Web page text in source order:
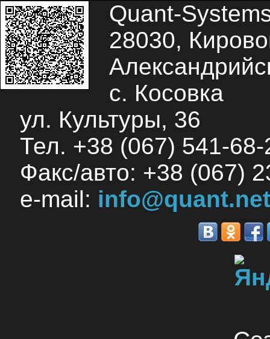
Quant-
28030,
с. Косовка
ул. Культуры, 36
Тел. +38 (067) 541-
Факс/авто: +38 (067)
e-mail: